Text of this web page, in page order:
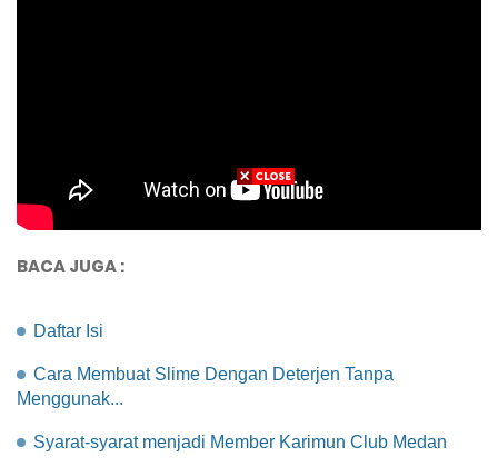
BACA JUGA :
Daftar Isi
Cara Membuat Slime Dengan Deterjen Tanpa
Menggunak...
Syarat-syarat menjadi Member Karimun Club Medan